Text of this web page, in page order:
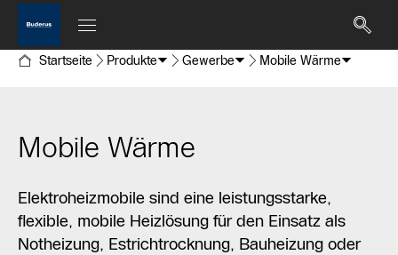
Startseite Produkte Gewerbe Mobile Wärme
Mobile Wärme
Elektroheizmobile sind eine leistungsstarke,
flexible, mobile Heizlösung für den Einsatz als
Notheizung, Estrichtrocknung, Bauheizung oder